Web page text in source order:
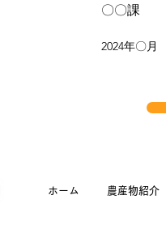
〇〇課
2024年〇
ホーム 農産物紹介